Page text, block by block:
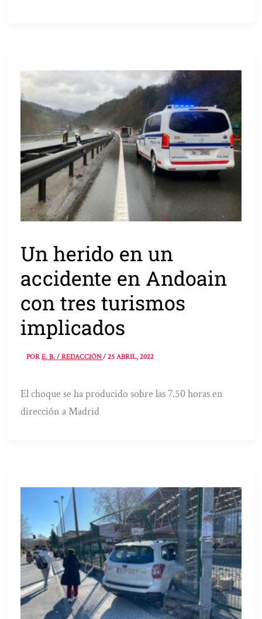
Un herido en un
accidente en Andoain
con tres turismos
implicados
PORE. B. / REDACCIÓN/25 ABRIL, 2022
El choque se ha producido sobre las 7.50 horas en
dirección a Madrid